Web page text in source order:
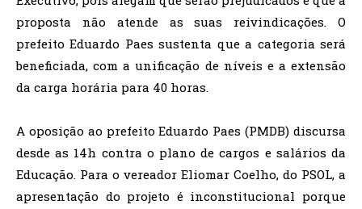
proposta não atende as suas reivindicações. O
prefeito Eduardo Paes sustenta que a categoria será
beneficiada, com a unificação de níveis e a extensão
da carga horária para 40 horas.
A oposição ao prefeito Eduardo Paes (PMDB) discursa
desde as 14h contra o plano de cargos e salários da
Educação. Para o vereador Eliomar Coelho, do PSOL, a
apresentação do projeto é inconstitucional porque